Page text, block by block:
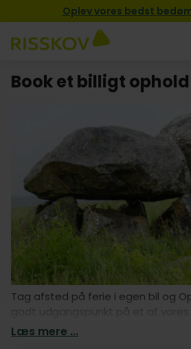
Oplev vores bedst
Tag afsted på ferie i egen bil og
godt udgangspunkt på et af vores
mange muligheder i og omkring
Læs mere ...